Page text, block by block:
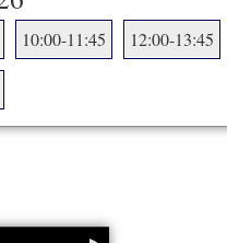
10:00-11:45 12:00-13:45